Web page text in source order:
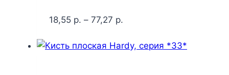
18,55 р. – 77,27 р.